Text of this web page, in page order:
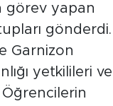
görev yapan
gönderdi.
Garnizon
yetkilileri ve